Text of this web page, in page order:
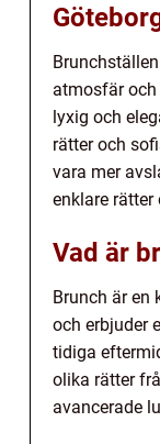
atmosfär och
lyxig och
rätter och
vara mer
enklare
Vad är
Brunch är
och erbjuder
tidiga
olika rätter
avancerade